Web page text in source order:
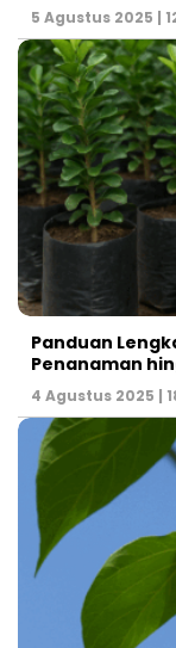
5 Agustus 2025 |
Panduan
Penanaman
4 Agustus 2025 |